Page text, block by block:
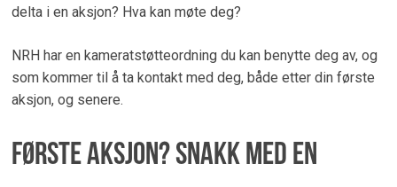
delta i en aksjon? Hva kan møte deg?
NRH har en kameratstøtteordning du kan benytte deg av, og
som kommer til å ta kontakt med deg, både etter din første
aksjon, og senere.
Første aksjon? Snakk med en